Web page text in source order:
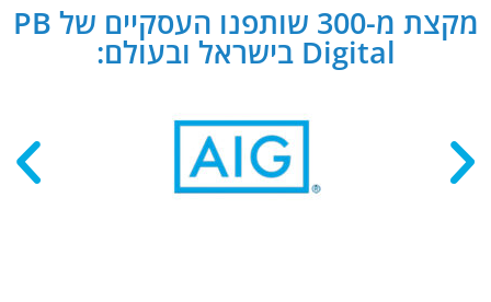
מקצת מ-300 שותפנו העסקיים של PB
Digital בישראל ובעולם: